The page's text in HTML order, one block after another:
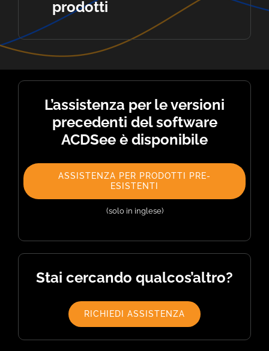
prodotti
L’assistenza per le versioni
precedenti del software
ACDSee è disponibile
ASSISTENZA PER PRODOTTI PRE-
ESISTENTI
(solo in inglese)
Stai cercando qualcos’altro?
RICHIEDI ASSISTENZA